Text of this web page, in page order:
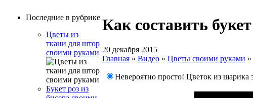
Последние в рубрике
Цветы из
ткани для штор
своими руками
Букет роз из
Как составить
20 декабря 2015
Главная » Видео » Цветы своими руками »
Невероятно просто! Цветок из шарика